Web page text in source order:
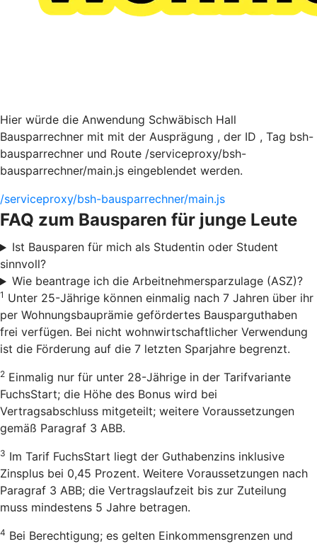
Hier würde die Anwendung Schwäbisch Hall
Bausparrechner mit mit der Ausprägung , der ID , Tag bsh-
bausparrechner und Route /serviceproxy/bsh-
bausparrechner/main.js eingeblendet werden.
/serviceproxy/bsh-bausparrechner/main.js
FAQ zum Bausparen für junge Leute
Ist Bausparen für mich als Studentin oder Student
sinnvoll?
Wie beantrage ich die Arbeitnehmersparzulage (ASZ)?
1 Unter 25-Jährige können einmalig nach 7 Jahren über ihr
per Wohnungsbauprämie gefördertes Bausparguthaben
frei verfügen. Bei nicht wohnwirtschaftlicher Verwendung
ist die Förderung auf die 7 letzten Sparjahre begrenzt.
2 Einmalig nur für unter 28-Jährige in der Tarifvariante
FuchsStart; die Höhe des Bonus wird bei
Vertragsabschluss mitgeteilt; weitere Voraussetzungen
gemäß Paragraf 3 ABB.
3 Im Tarif FuchsStart liegt der Guthabenzins inklusive
Zinsplus bei 0,45 Prozent. Weitere Voraussetzungen nach
Paragraf 3 ABB; die Vertragslaufzeit bis zur Zuteilung
muss mindestens 5 Jahre betragen.
4 Bei Berechtigung; es gelten Einkommensgrenzen und